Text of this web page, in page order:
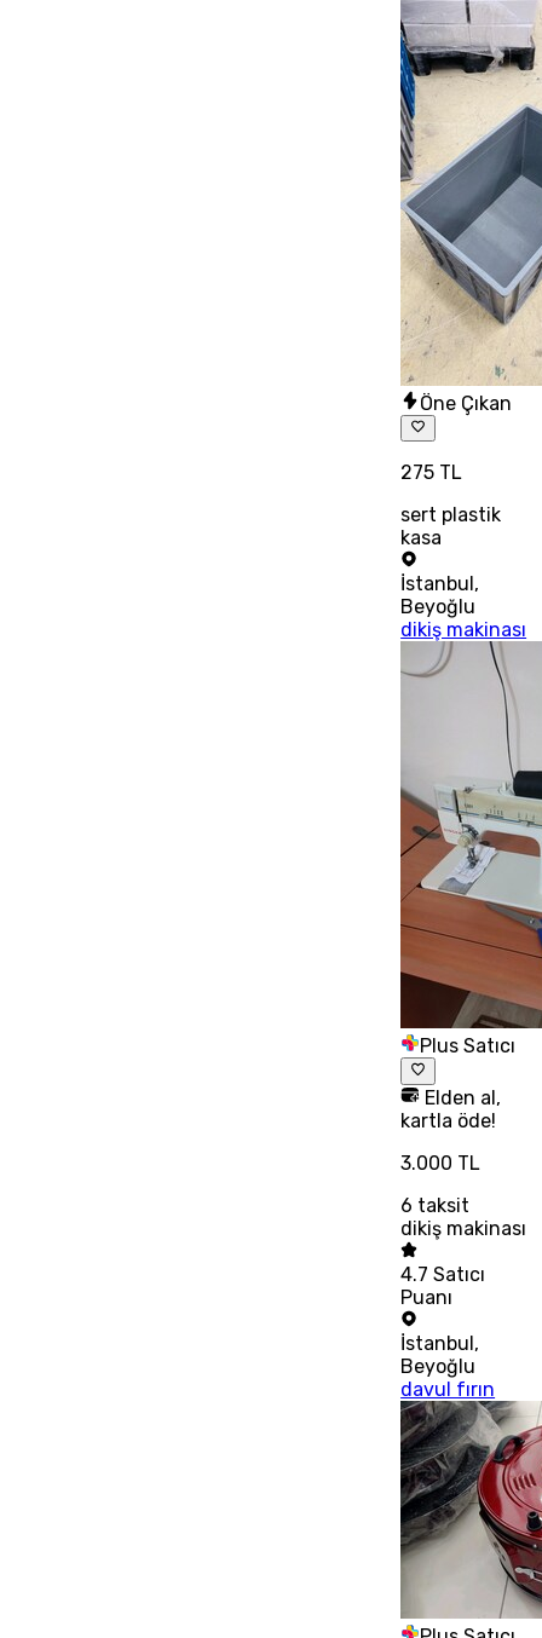
Öne Çıkan
275 TL
sert plastik
kasa
İstanbul ,
Beyoğlu
dikiş makinası
Plus Satıcı
Elden al,
kartla öde!
3.000 TL
6 taksit
dikiş makinası
4.7 Satıcı
Puanı
İstanbul,
Beyoğlu
davul fırın